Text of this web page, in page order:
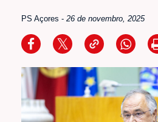
PS Açores - 26 de novembro, 2025